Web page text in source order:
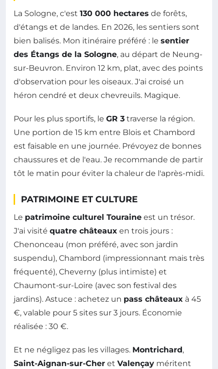
La Sologne, c'est 130 000 hectares de forêts,
d'étangs et de landes. En 2026, les sentiers sont
bien balisés. Mon itinéraire préféré : le sentier
des Étangs de la Sologne, au départ de Neung-
sur-Beuvron. Environ 12 km, plat, avec des points
d'observation pour les oiseaux. J'ai croisé un
héron cendré et deux chevreuils. Magique.
Pour les plus sportifs, le GR 3 traverse la région.
Une portion de 15 km entre Blois et Chambord
est faisable en une journée. Prévoyez de bonnes
chaussures et de l'eau. Je recommande de partir
tôt le matin pour éviter la chaleur de l'après-midi.
PATRIMOINE ET CULTURE
Le patrimoine culturel Touraine est un trésor.
J'ai visité quatre châteaux en trois jours :
Chenonceau (mon préféré, avec son jardin
suspendu), Chambord (impressionnant mais très
fréquenté), Cheverny (plus intimiste) et
Chaumont-sur-Loire (avec son festival des
jardins). Astuce : achetez un pass châteaux à 45
€, valable pour 5 sites sur 3 jours. Économie
réalisée : 30 €.
Et ne négligez pas les villages. Montrichard,
Saint-Aignan-sur-Cher et Valençay méritent